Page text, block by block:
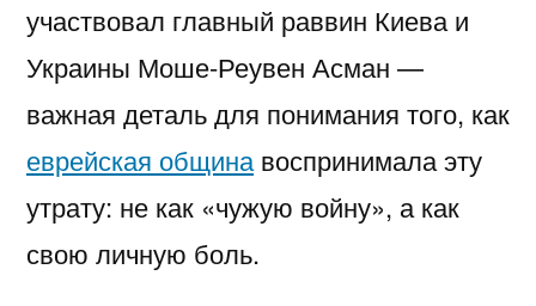
участвовал главный раввин Киева и
Украины Моше-Реувен Асман —
важная деталь для понимания того, как
еврейская община воспринимала эту
утрату: не как «чужую войну», а как
свою личную боль.